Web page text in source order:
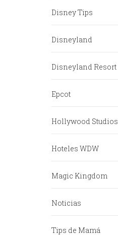
Disney Tips
Disneyland
Disneyland Resort
Epcot
Hollywood Studios
Hoteles WDW
Magic Kingdom
Noticias
Tips de Mamá